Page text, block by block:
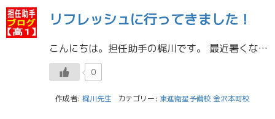
リフレッシュに行ってきました！
こんにちは。担任助手の梶川です。 最近暑くなってきましたが、みなさん元気に過ごしていますか？ 少し外を歩くだけでも、汗ばむ季節になってきましたね。 ／ さて、今日は以前の自己紹介ブログで話していた、リフレッシュの話です。 […]
0
作成者: 梶川先生 カテゴリー: 東進衛星予備校 金沢本町校